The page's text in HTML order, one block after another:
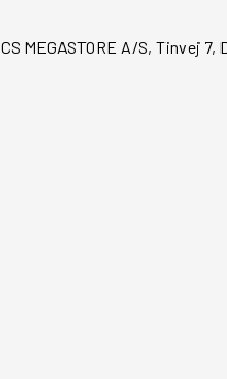
CS MEGASTORE A/S, Tinvej